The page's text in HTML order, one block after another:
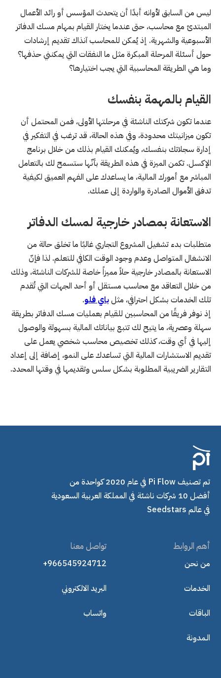
ليس من السابق لأوانه أبدًا أن يتحدث المؤسس أو رائد الأعمال
المبتدئ مع محاسب، حتى عندما يختار القيام بمهام مسك الدفاتر
الأسبوعية والشهرية. إذ يُمكن للمحاسب آنذاك تقديم إرشادات
حول أسئلة المرحلة المبكرة مثل ما النفقات التي يمكنني حذفها؟
وما هي الطريقة المحاسبية التي يجب اختيارها؟
القيام بالمهمة بنفسك
عندما تكون شركتك الناشئة في مرحلتها الأولى، فمن المحتمل أن
تكون ميزانيتك محدودة، وفي هذه الحالة، قد ترغب في التفكير في
إدارة سجلاتك بنفسك، ويُمكنك القيام بذلك من خلال برنامج
الإكسل. تكمن الميزة في هذه الطريقة بأنّها ستسمح لك بالتعامل
المباشر مع أمورك المالية، ما يساعدك على الفهم العميق لكيفية
تدفق الأموال الصادرة والواردة إلى عملك.
الاستعانة بمصادر خارجية لمسك الدفاتر
متطلبات بدء تشغيل المشروع التجاري غالبًا ما تخلق حالة من
الانشغال المتواصل وعدم وجود الوقت الكافي للتعلم. لذا فإنّ
الاستعانة بالمصادر خارجية حلاً مميزاً خاصة للشركات الناشئة، وذلك
من خلال التعاقد مع محاسب مستقل أو أحد الجهات التي تُقدم
تلك الخدمات بشكل احترافي، مثلباي فلو.
إذ نوفر فريقًا من المحاسبين للقيام بعمليات مسك الدفاتر بطريقة
سهلة وعصرية، ما يتيح لك تتبع بياناتك المالية بسهولة والوصول
إليها في أي وقت، كذلك تخصيص محاسب شخصي يعمل على
تقديم الاستشارات المالية التي تساعدك على النمو، إضافة إلى إعداد
التقارير الضريبية المطلوبة بشكل سلس وتقديمها في وقتها المحدد.
تم تصنيف Pi Flow في عام 2020 كواحدة من
أفضل 10 شركات ناشئة في المملكة العربية السعودية
في عالم Seedstars
أهم الروابط
من نحن
الخدمات
الباقات
الـمدونة
تواصل معنا
+966545924712
البريد الالكتروني
واتساب